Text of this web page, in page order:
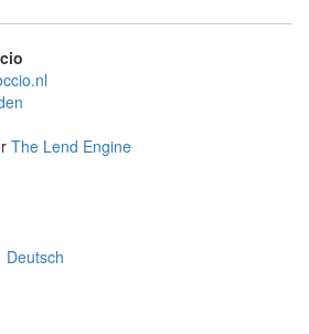
The Lend Engine
Deutsch